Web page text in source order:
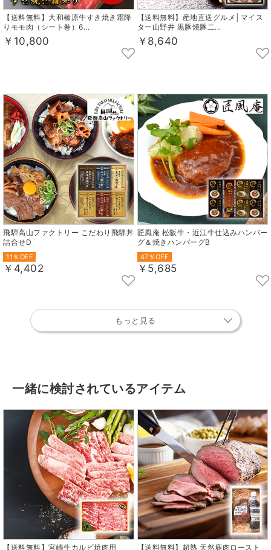
【送料無料】大和榛原牛すき焼き霜降
りモモ肉（シート巻）6...
￥10,800
【送料無料】産地直送グルメ│マイス
ター山野井 黒豚焼豚二...
￥8,640
飛騨高山ファクトリー こだわり飛騨丼
詰合せD
11％OFF
￥4,402
匠風庵 松阪牛・近江牛仕込みハンバー
グ＆焼きハンバーグB
47％OFF
￥5,685
もっと見る
一緒に検討されているアイテム
【送料無料】宮崎牛カルビ焼肉用 【送料無料】超熟 天然鹿肉ロースト